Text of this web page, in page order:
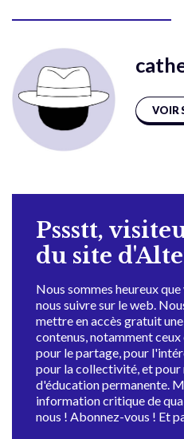
VOIR
Pssstt,
du site
Nous sommes heureux
nous suivre sur le web.
mettre en accès gratuit
contenus, notamment
pour le partage, pour
pour la collectivité, et
d'éducation permanente.
information critique de
nous ! Abonnez-vous ! Et